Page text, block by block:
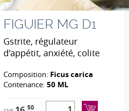
FIGUIER MG D1
Gstrite, régulateur
d'appétit, anxiété, colite
Composition: Ficus carica
Contenance: 50 ML
50